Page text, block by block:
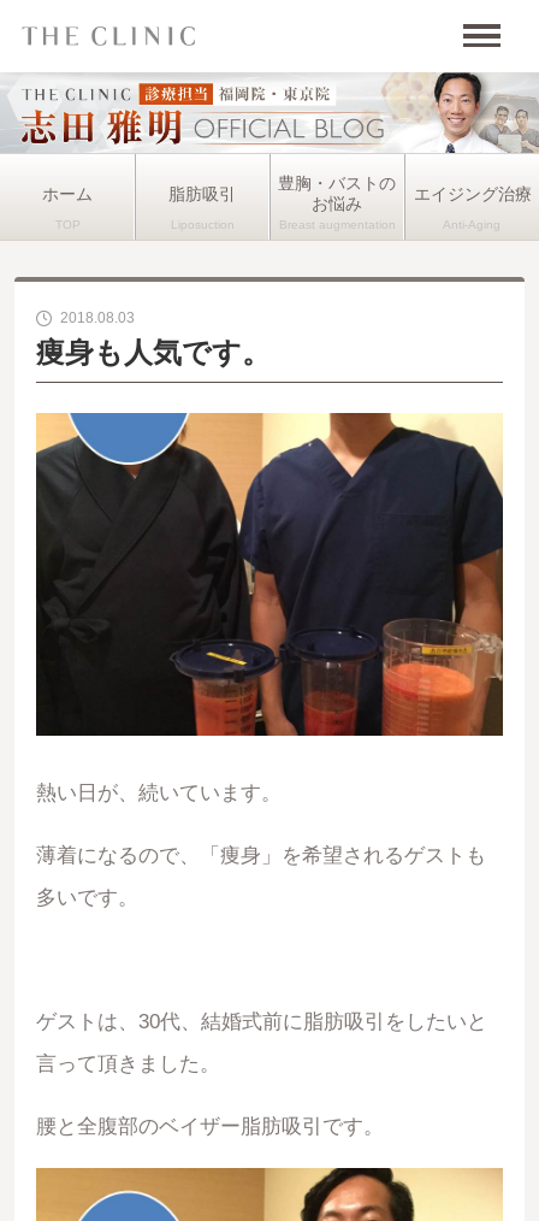
ホーム 脂肪吸引
豊胸・バストの
お悩み
エイジング治療
2018.08.03
痩身も人気です。
熱い日が、続いています。
薄着になるので、「痩身」を希望されるゲストも
多いです。
ゲストは、30代、結婚式前に脂肪吸引をしたいと
言って頂きました。
腰と全腹部のベイザー脂肪吸引です。